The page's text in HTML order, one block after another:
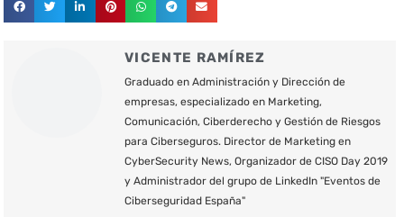
VICENTE RAMÍREZ
Graduado en Administración y Dirección de
empresas, especializado en Marketing,
Comunicación, Ciberderecho y Gestión de Riesgos
para Ciberseguros. Director de Marketing en
CyberSecurity News, Organizador de CISO Day 2019
y Administrador del grupo de LinkedIn "Eventos de
Ciberseguridad España"